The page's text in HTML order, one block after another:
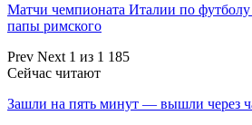
Матчи чемпионата Италии по футболу
папы римского
Prev Next 1 из 1 185
Сейчас читают
Зашли на пять минут — вышли через